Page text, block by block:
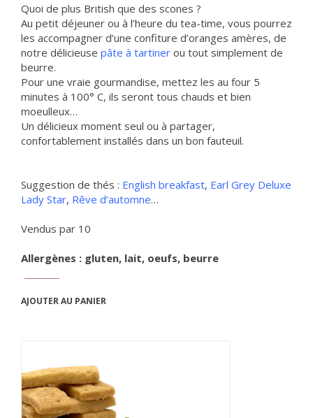
Quoi de plus British que des scones ?
Au petit déjeuner ou à l’heure du tea-time, vous pourrez
les accompagner d’une confiture d’oranges amères, de
notre délicieuse pâte à tartiner ou tout simplement de
beurre.
Pour une vraie gourmandise, mettez les au four 5
minutes à 100° C, ils seront tous chauds et bien
moeulleux…
Un délicieux moment seul ou à partager,
confortablement installés dans un bon fauteuil.
Suggestion de thés : English breakfast, Earl Grey Deluxe
Lady Star, Rêve d’automne…
Vendus par 10
Allergènes : gluten, lait, oeufs, beurre
AJOUTER AU PANIER